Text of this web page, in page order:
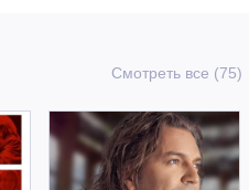
Смотреть все (75)